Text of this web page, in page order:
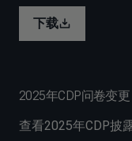
下载
2025年CDP问卷变更
查看2025年CDP披